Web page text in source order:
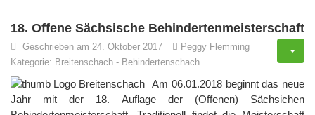
18. Offene Sächsische Behindertenmeisterschaft
Geschrieben am 24. Oktober 2017
Peggy Flemming
Kategorie: Breitenschach - Behindertenschach
Am 06.01.2018 beginnt das neue
Jahr mit der 18. Auflage der (Offenen) Sächsichen